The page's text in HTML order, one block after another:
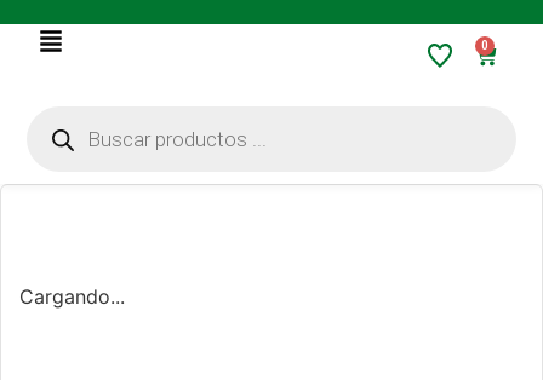
0
Cargando...